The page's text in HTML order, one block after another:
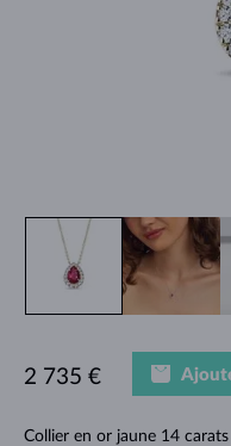
Collier en or jaune 14
2 735 €